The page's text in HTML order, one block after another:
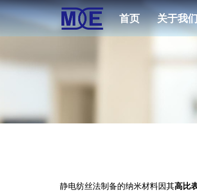
首页 关于我
静电纺丝法制备的纳米材料因其高比